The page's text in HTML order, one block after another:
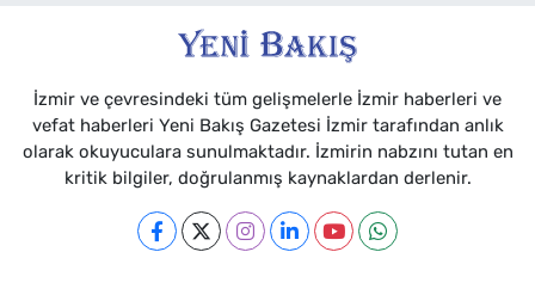
İzmir ve çevresindeki tüm gelişmelerle İzmir haberleri ve
vefat haberleri Yeni Bakış Gazetesi İzmir tarafından anlık
olarak okuyuculara sunulmaktadır. İzmirin nabzını tutan en
kritik bilgiler, doğrulanmış kaynaklardan derlenir.